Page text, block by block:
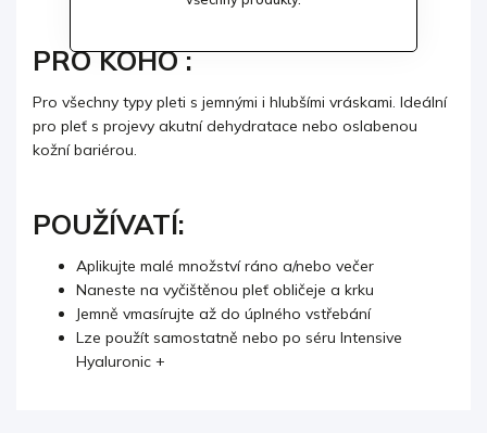
PRO KOHO :
Pro všechny typy pleti s jemnými i hlubšími vráskami. Ideální
pro pleť s projevy akutní dehydratace nebo oslabenou
kožní bariérou.
POUŽÍVATÍ:
Aplikujte malé množství ráno a/nebo večer
Naneste na vyčištěnou pleť obličeje a krku
Jemně vmasírujte až do úplného vstřebání
Lze použít samostatně nebo po séru Intensive
Hyaluronic +